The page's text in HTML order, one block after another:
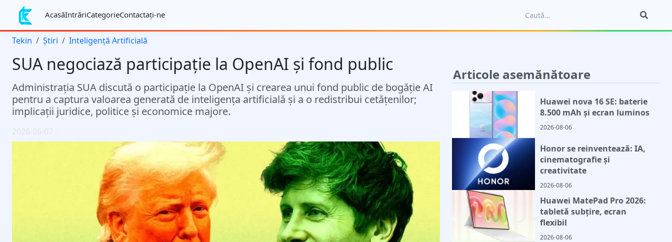
AcasăIntrăriCategorieContactaţi-ne
Tekin Știri Inteligență Artificială
SUA negociază participație la OpenAI și fond public
Administrația SUA discută o participație la OpenAI și crearea unui fond public de bogăție AI
pentru a captura valoarea generată de inteligența artificială și a o redistribui cetățenilor;
implicații juridice, politice și economice majore.
2026-06-07 .
Articole asemănătoare
Huawei nova 16 SE: baterie
8.500 mAh și ecran luminos
2026-08-06
Honor se reinventează: IA,
cinematografie și
creativitate
2026-08-06
Huawei MatePad Pro 2026:
tabletă subțire, ecran
flexibil
2026-08-06